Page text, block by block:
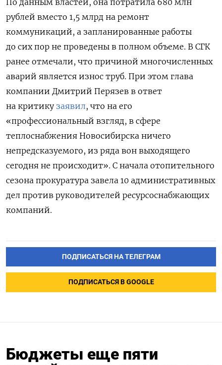
рублей вместо 1,5 млрд на ремонт
коммуникаций, а запланированные работы
до сих пор не проведены в полном объеме. В СГК
ранее отмечали, что причиной многочисленных
аварий является износ труб. При этом глава
компании Дмитрий Перязев в ответ
на критику заявил, что на его
«профессиональный взгляд, в сфере
теплоснабжения Новосибирска ничего
непредсказуемого, из ряда вон выходящего
сегодня не происходит». С начала отопительного
сезона прокуратура завела 10 административных
дел против руководителей ресурсоснабжающих
компаний.
ПОДПИСАТЬСЯ НА ТЕЛЕГРАМ
ПОДПИСАТЬСЯ В GOOGLE
Бюджеты еще пяти